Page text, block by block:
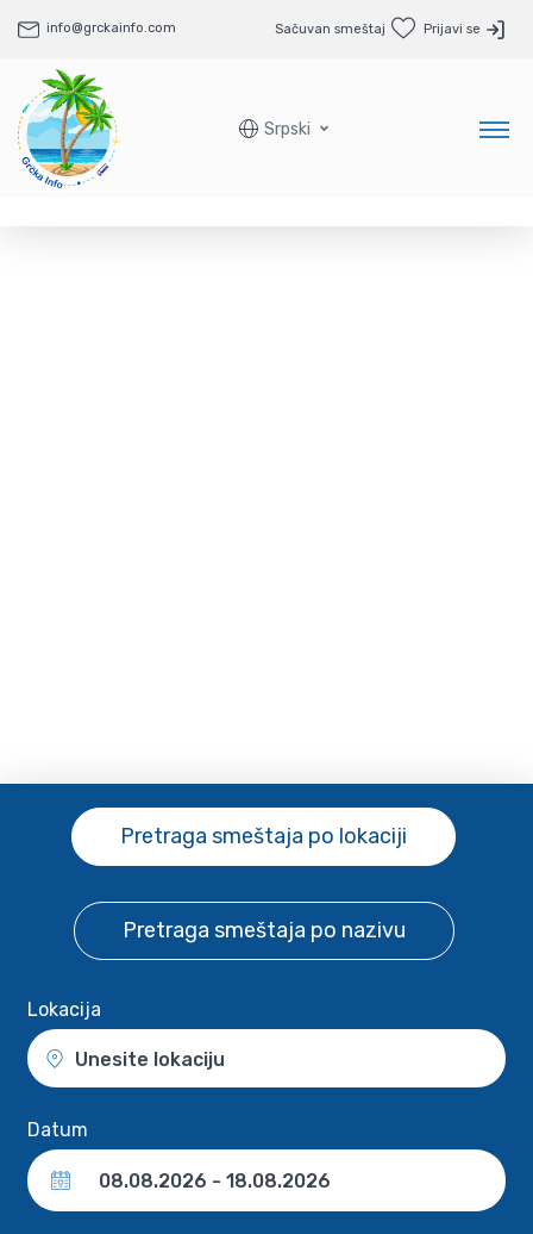
info@grckainfo.com Sačuvan smeštaj Prijavi se
Srpski
Pretraga smeštaja po lokaciji
Pretraga smeštaja po nazivu
Lokacija
Unesite lokaciju
Datum